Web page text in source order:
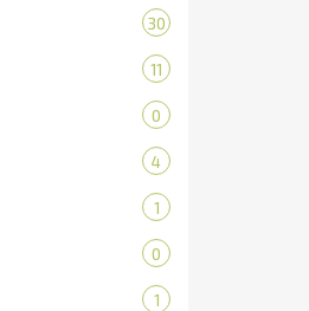
30
11
0
4
1
0
1